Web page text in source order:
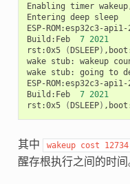
Enabling timer
Entering deep sleep
ESP-ROM:esp32c3-api1-
Build:Feb
7 2021
rst:0x5
(DSLEEP)
wake stub: wakeup
wake stub: going to
ESP-ROM:esp32c3-api1-
Build:Feb
7 2021
rst:0x5
(DSLEEP)
其中 wakeup cost 12734
醒存根执行之间的时间